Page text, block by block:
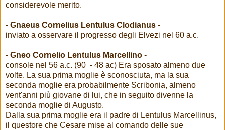
considerevole merito.
- Gnaeus Cornelius Lentulus Clodianus -
inviato a osservare il progresso degli Elvezi nel 60 a.c.
- Gneo Cornelio Lentulus Marcellino -
console nel 56 a.c. (90 - 48 ac) Era sposato almeno due
volte. La sua prima moglie è sconosciuta, ma la sua
seconda moglie era probabilmente Scribonia, almeno
vent'anni più giovane di lui, che in seguito divenne la
seconda moglie di Augusto.
Dalla sua prima moglie era il padre di Lentulus Marcellinus,
il questore che Cesare mise al comando delle sue